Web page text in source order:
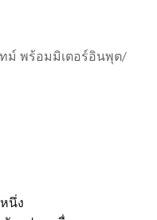
ทม์ พร้อมมิเตอร์อินพุต/
นึ่ง